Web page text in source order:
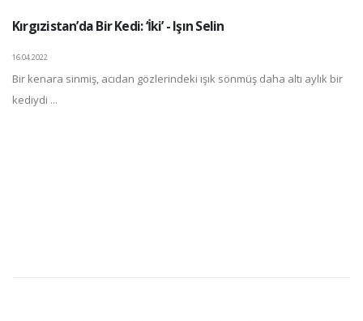
Kırgızistan’da Bir Kedi: ‘İki’ - Işın Selin
16.04.2022
Bir kenara sinmiş, acıdan gözlerindeki ışık sönmüş daha altı aylık bir
kediydi ...